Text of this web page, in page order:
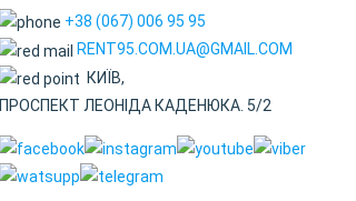
+38 (067) 006 95 95
RENT95.COM.UA@GMAIL.COM
КИЇВ,
ПРОСПЕКТ ЛЕОНІДА КАДЕНЮКА. 5/2